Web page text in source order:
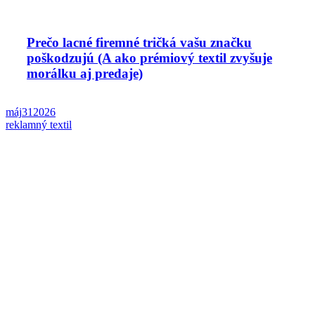
Prečo lacné firemné tričká vašu značku
poškodzujú (A ako prémiový textil zvyšuje
morálku aj predaje)
máj31 2026
reklamný textil